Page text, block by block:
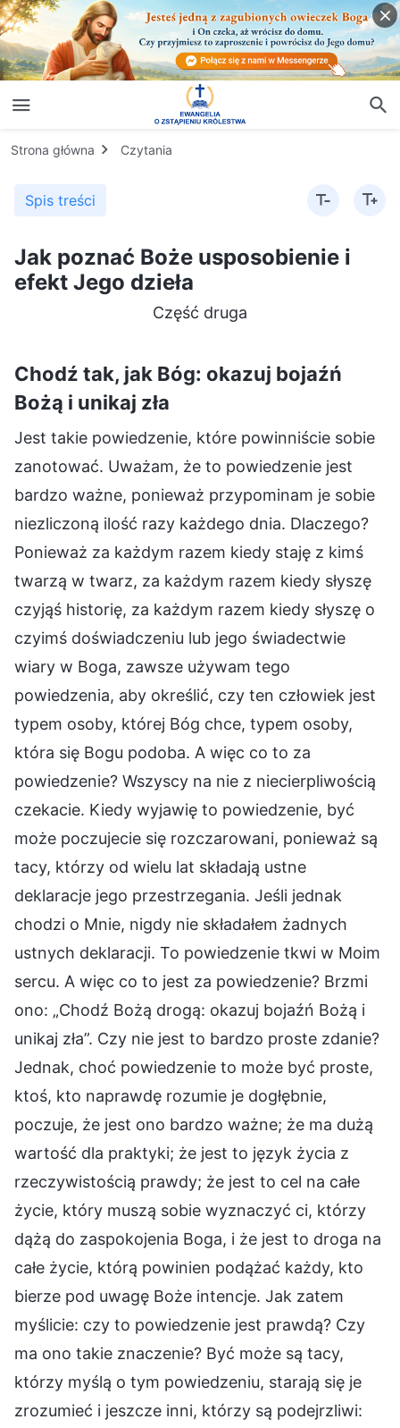
Strona główna Czytania
Spis treści
Jak poznać Boże usposobienie i
efekt Jego dzieła
Część druga
Chodź tak, jak Bóg: okazuj bojaźń
Bożą i unikaj zła
Jest takie powiedzenie, które powinniście sobie
zanotować. Uważam, że to powiedzenie jest
bardzo ważne, ponieważ przypominam je sobie
niezliczoną ilość razy każdego dnia. Dlaczego?
Ponieważ za każdym razem kiedy staję z kimś
twarzą w twarz, za każdym razem kiedy słyszę
czyjąś historię, za każdym razem kiedy słyszę o
czyimś doświadczeniu lub jego świadectwie
wiary w Boga, zawsze używam tego
powiedzenia, aby określić, czy ten człowiek jest
typem osoby, której Bóg chce, typem osoby,
która się Bogu podoba. A więc co to za
powiedzenie? Wszyscy na nie z niecierpliwością
czekacie. Kiedy wyjawię to powiedzenie, być
może poczujecie się rozczarowani, ponieważ są
tacy, którzy od wielu lat składają ustne
deklaracje jego przestrzegania. Jeśli jednak
chodzi o Mnie, nigdy nie składałem żadnych
ustnych deklaracji. To powiedzenie tkwi w Moim
sercu. A więc co to jest za powiedzenie? Brzmi
ono: „Chodź Bożą drogą: okazuj bojaźń Bożą i
unikaj zła”. Czy nie jest to bardzo proste zdanie?
Jednak, choć powiedzenie to może być proste,
ktoś, kto naprawdę rozumie je dogłębnie,
poczuje, że jest ono bardzo ważne; że ma dużą
wartość dla praktyki; że jest to język życia z
rzeczywistością prawdy; że jest to cel na całe
życie, który muszą sobie wyznaczyć ci, którzy
dążą do zaspokojenia Boga, i że jest to droga na
całe życie, którą powinien podążać każdy, kto
bierze pod uwagę Boże intencje. Jak zatem
myślicie: czy to powiedzenie jest prawdą? Czy
ma ono takie znaczenie? Być może są tacy,
którzy myślą o tym powiedzeniu, starają się je
zrozumieć i jeszcze inni, którzy są podejrzliwi: